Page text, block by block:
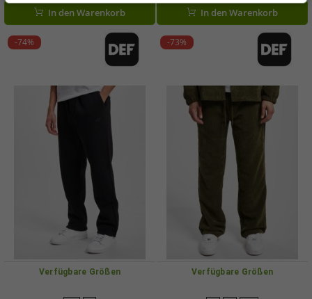
In den Warenkorb In den Warenkorb
-74%
Verfügbare Größen
-73%
Verfügbare Größen